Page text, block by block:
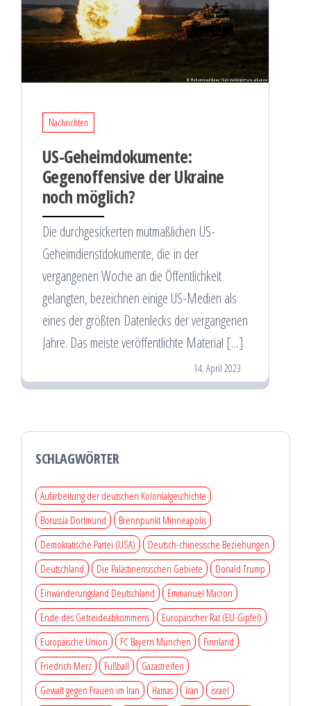
Nachrichten
US-Geheimdokumente:
Gegenoffensive der Ukraine
noch möglich?
Die durchgesickerten mutmaßlichen US-
Geheimdienstdokumente, die in der
vergangenen Woche an die Öffentlichkeit
gelangten, bezeichnen einige US-Medien als
eines der größten Datenlecks der vergangenen
Jahre. Das meiste veröffentlichte Material […]
14. April 2023
SCHLAGWÖRTER
Aufarbeitung der deutschen Kolonialgeschichte
Borussia Dortmund
Brennpunkt Minneapolis
Demokratische Partei (USA)
Deutsch-chinesische Beziehungen
Deutschland
Die Palästinensischen Gebiete
Donald Trump
Einwanderungsland Deutschland
Emmanuel Macron
Ende des Getreideabkommens
Europäischer Rat (EU-Gipfel)
Europäische Union
FC Bayern München
Finnland
Friedrich Merz
Fußball
Gazastreifen
Gewalt gegen Frauen im Iran
Hamas Iran
israel